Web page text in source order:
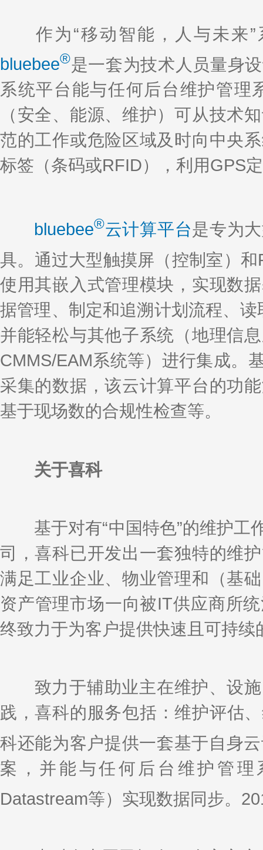
作为“移动智能，人与未来”
bluebee®是一套为技术人员量身
系统平台能与任何后台维护管理
（安全、能源、维护）可从技术
范的工作或危险区域及时向中央
标签（条码或RFID），利用GPS
bluebee®云计算平台是专为
具。通过大型触摸屏（控制室）
使用其嵌入式管理模块，实现数
据管理、制定和追溯计划流程、
并能轻松与其他子系统（地理信
CMMS/EAM系统等）进行集成。
采集的数据，该云计算平台的功
基于现场数的合规性检查等。
关于喜科
基于对有“中国特色”的维护工
司，喜科已开发出一套独特的维
满足工业企业、物业管理和（基
资产管理市场一向被IT供应商所
终致力于为客户提供快速且可持续
致力于辅助业主在维护、设施
践，喜科的服务包括：维护评估
科还能为客户提供一套基于自身
案，并能与任何后台维护管理
Datastream等）实现数据同步。